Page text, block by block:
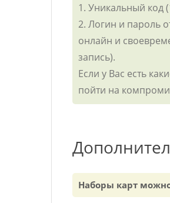
1. Уникальный код
2. Логин и пароль
онлайн и
запись).
Если у Вас есть
пойти на
Наборы карт